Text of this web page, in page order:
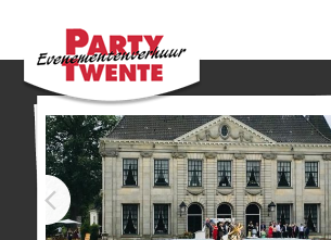
evenementen
feesten